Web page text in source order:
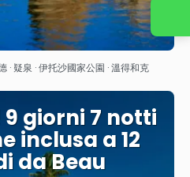
查看
· 疑泉 · 伊托沙國家公園 · 溫得和克
9 giorni 7 notti
inclusa a 12
da Beau